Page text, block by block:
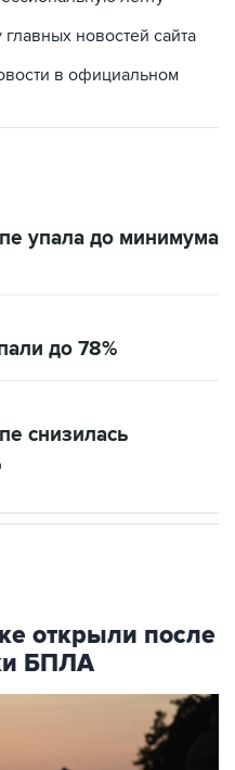
новостей сайта
в официальном
упала до минимума
до 78%
снизилась
открыли после
БПЛА